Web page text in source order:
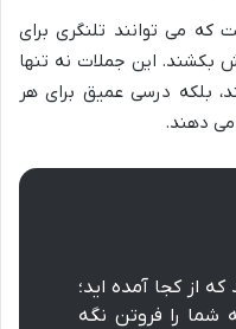
که می توانند تلنگری برای
بکشند. این جملات نه تنها
بلکه درسی عمیق برای هر
می دهند.
از کجا آمده اید؛
را فروتن نگه